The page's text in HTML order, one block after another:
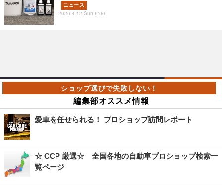
ニュース
2026.4.12 Sun 6:00
編集部オススメ情報
愛車を任せられる！ プロショップ訪問レポート
☆ CCP 厳選☆ 全国各地の自動車プロショップ検索一
覧ページ